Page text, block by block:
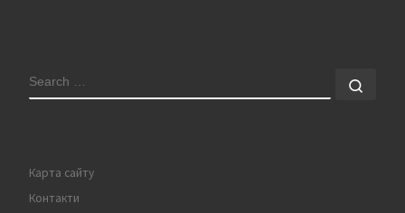
SEARCH
Карта сайту
Контакти